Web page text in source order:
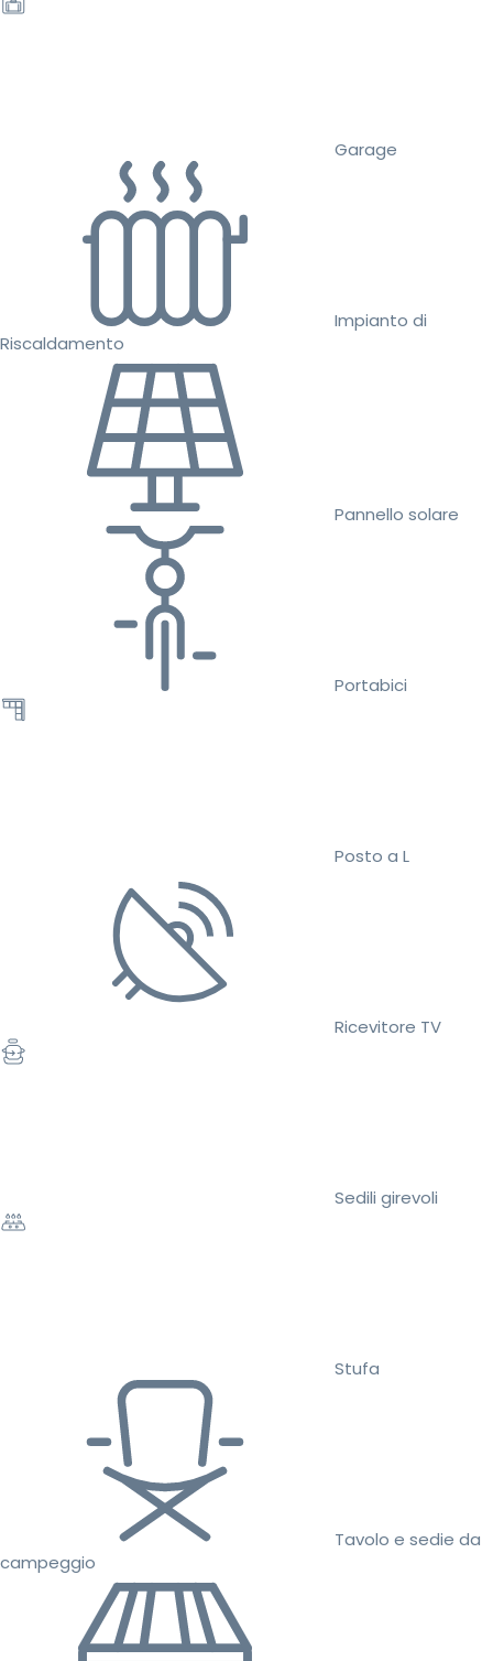
Garage
Impianto di
Riscaldamento
Pannello solare
Portabici
Posto a L
Ricevitore TV
Sedili girevoli
Stufa
Tavolo e sedie da
campeggio